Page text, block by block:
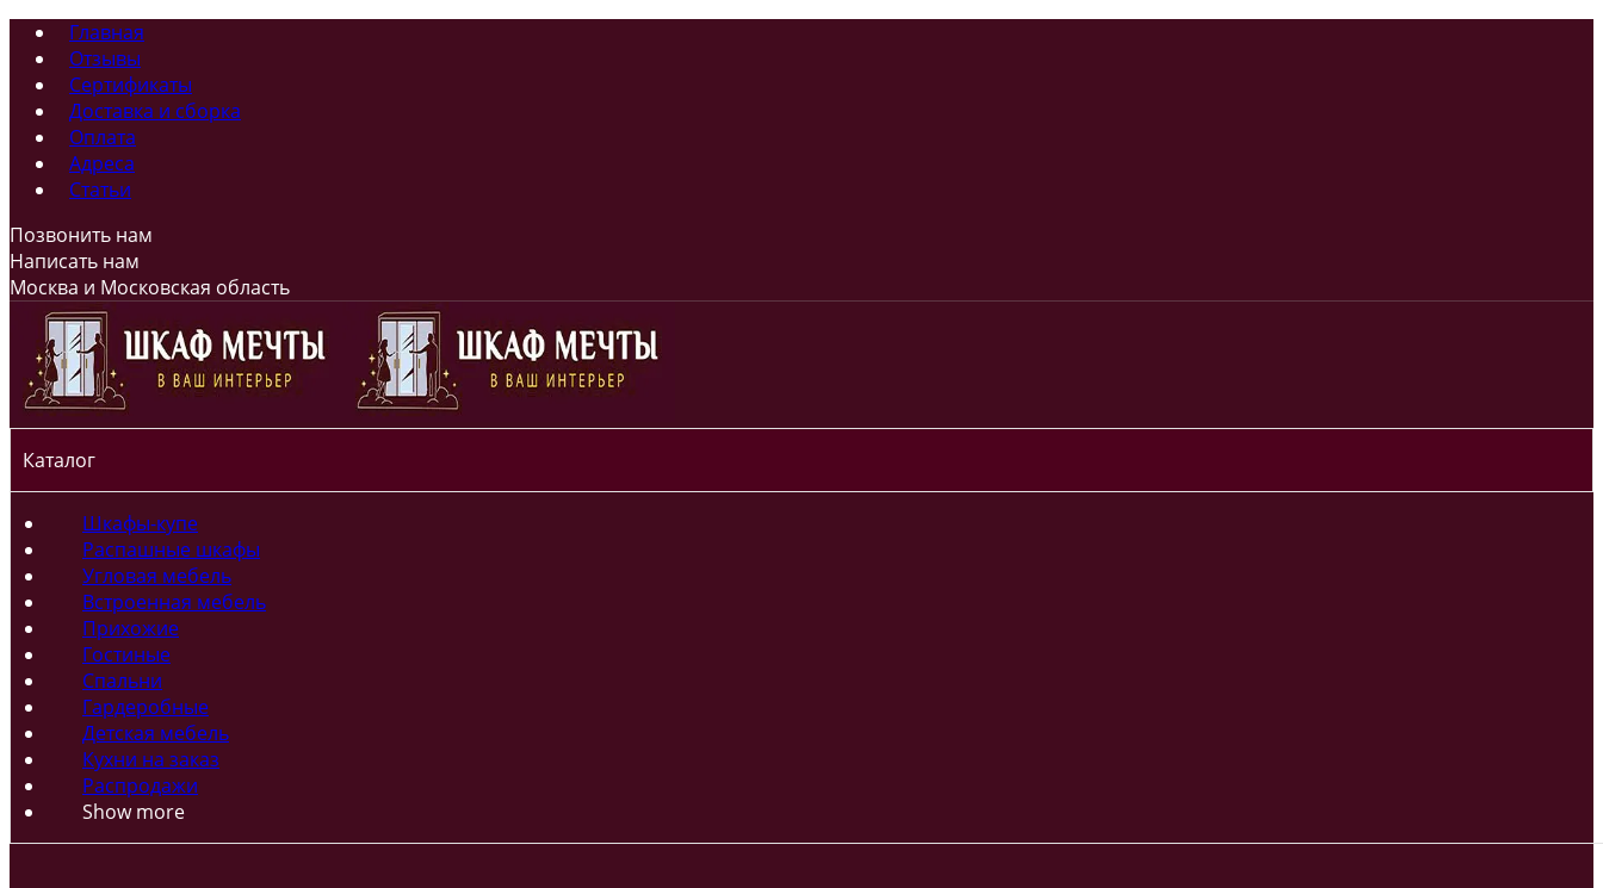
Главная
Отзывы
Сертификаты
Доставка и сборка
Оплата
Адреса
Статьи
Позвонить нам
Написать нам
Москва и Московская область
Каталог
Шкафы-купе
Распашные шкафы
Угловая мебель
Встроенная мебель
Прихожие
Гостиные
Спальни
Гардеробные
Детская мебель
Кухни на заказ
Распродажи
Show more